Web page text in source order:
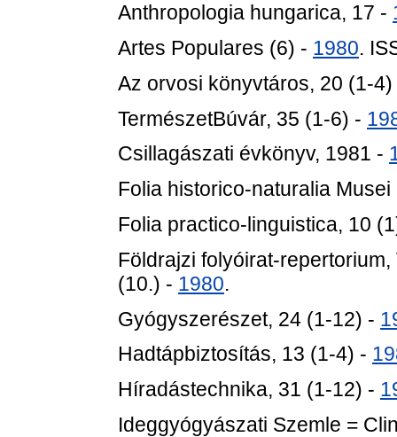
Anthropologia hungarica, 17 -
Artes Populares (6) - 1980.
Az orvosi könyvtáros, 20 (1-
TermészetBúvár, 35 (1-6) -
Csillagászati évkönyv, 1981 -
Folia historico-naturalia
Folia practico-linguistica, 10
Földrajzi folyóirat-
(10.) - 1980.
Gyógyszerészet, 24 (1-12) -
Hadtápbiztosítás, 13 (1-4) -
Híradástechnika, 31 (1-12) -
Ideggyógyászati Szemle =